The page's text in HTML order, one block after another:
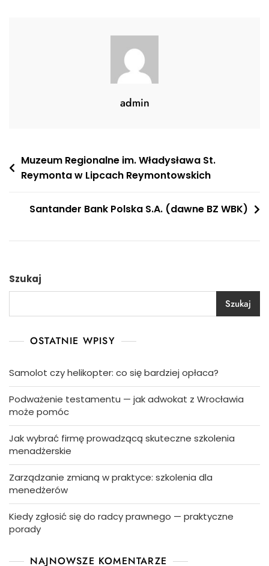
admin
Nawigacja
wpisu
Muzeum Regionalne im. Władysława St.
Reymonta w Lipcach Reymontowskich
Santander Bank Polska S.A. (dawne BZ WBK)
Szukaj
Szukaj
OSTATNIE WPISY
Samolot czy helikopter: co się bardziej opłaca?
Podważenie testamentu — jak adwokat z Wrocławia
może pomóc
Jak wybrać firmę prowadzącą skuteczne szkolenia
menadżerskie
Zarządzanie zmianą w praktyce: szkolenia dla
menedżerów
Kiedy zgłosić się do radcy prawnego — praktyczne
porady
NAJNOWSZE KOMENTARZE